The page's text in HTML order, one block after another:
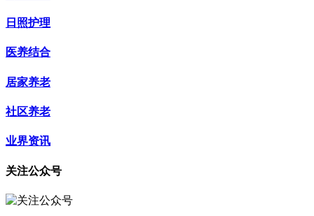
日照护理
医养结合
居家养老
社区养老
业界资讯
关注公众号